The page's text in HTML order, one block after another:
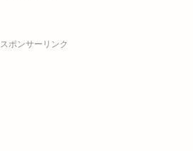
スポンサーリンク